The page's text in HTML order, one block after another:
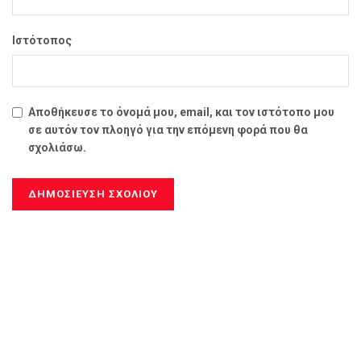
Ιστότοπος
Αποθήκευσε το όνομά μου, email, και τον ιστότοπο μου
σε αυτόν τον πλοηγό για την επόμενη φορά που θα
σχολιάσω.